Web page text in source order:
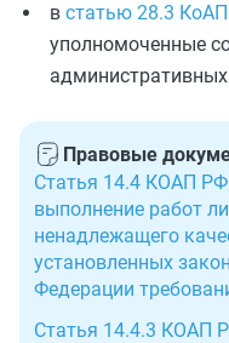
в статью 28.3
уполномоченные
Правовые
Статья 14.4 КОАП
выполнение работ
ненадлежащего
установленных
Федерации
Статья 14.4.3 КОАП